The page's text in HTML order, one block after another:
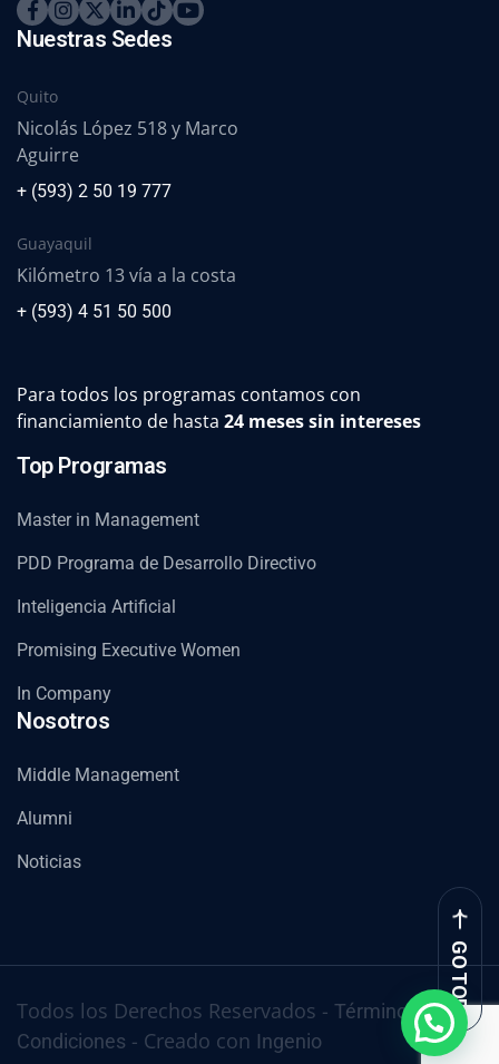
Nuestras Sedes
Quito
Nicolás López 518 y Marco
Aguirre
+ (593) 2 50 19 777
Guayaquil
Kilómetro 13 vía a la costa
+ (593) 4 51 50 500
Para todos los programas contamos con
financiamiento de hasta 24 meses sin intereses
Top Programas
Master in Management
PDD Programa de Desarrollo Directivo
Inteligencia Artificial
Promising Executive Women
In Company
Nosotros
Middle Management
Alumni
Noticias
Todos los Derechos Reservados - Términos y
Condiciones - Creado con Ingenio
GO TOP